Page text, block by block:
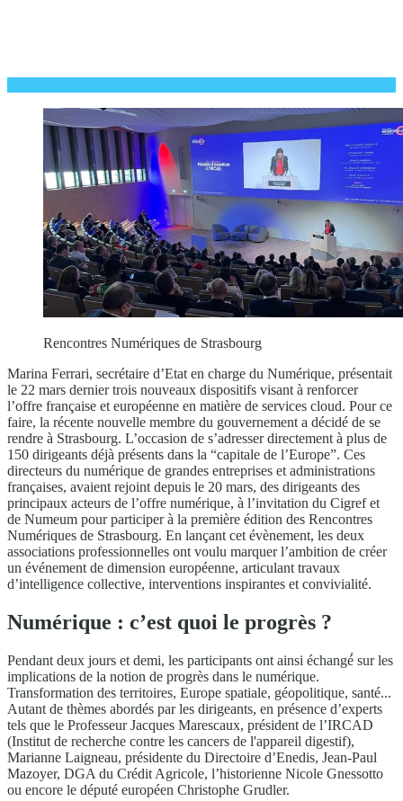
Rencontres Numériques de Strasbourg
Marina Ferrari, secrétaire d’Etat en charge du Numérique, présentait
le 22 mars dernier trois nouveaux dispositifs visant à renforcer
l’offre française et européenne en matière de services cloud. Pour ce
faire, la récente nouvelle membre du gouvernement a décidé de se
rendre à Strasbourg. L’occasion de s’adresser directement à plus de
150 dirigeants déjà présents dans la “capitale de l’Europe”. Ces
directeurs du numérique de grandes entreprises et administrations
françaises, avaient rejoint depuis le 20 mars, des dirigeants des
principaux acteurs de l’offre numérique, à l’invitation du Cigref et
de Numeum pour participer à la première édition des Rencontres
Numériques de Strasbourg. En lançant cet évènement, les deux
associations professionnelles ont voulu marquer l’ambition de créer
un événement de dimension européenne, articulant travaux
d’intelligence collective, interventions inspirantes et convivialité.
Numérique : c’est quoi le progrès ?
Pendant deux jours et demi, les participants ont ainsi échangé́ sur les
implications de la notion de progrès dans le numérique.
Transformation des territoires, Europe spatiale, géopolitique, santé...
Autant de thèmes abordés par les dirigeants, en présence d’experts
tels que le Professeur Jacques Marescaux, président de l’IRCAD
(Institut de recherche contre les cancers de l'appareil digestif),
Marianne Laigneau, présidente du Directoire d’Enedis, Jean-Paul
Mazoyer, DGA du Crédit Agricole, l’historienne Nicole Gnessotto
ou encore le député européen Christophe Grudler.